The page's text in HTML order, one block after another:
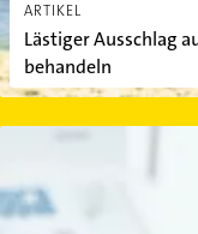
ARTIKEL
Lästiger Ausschlag
behandeln